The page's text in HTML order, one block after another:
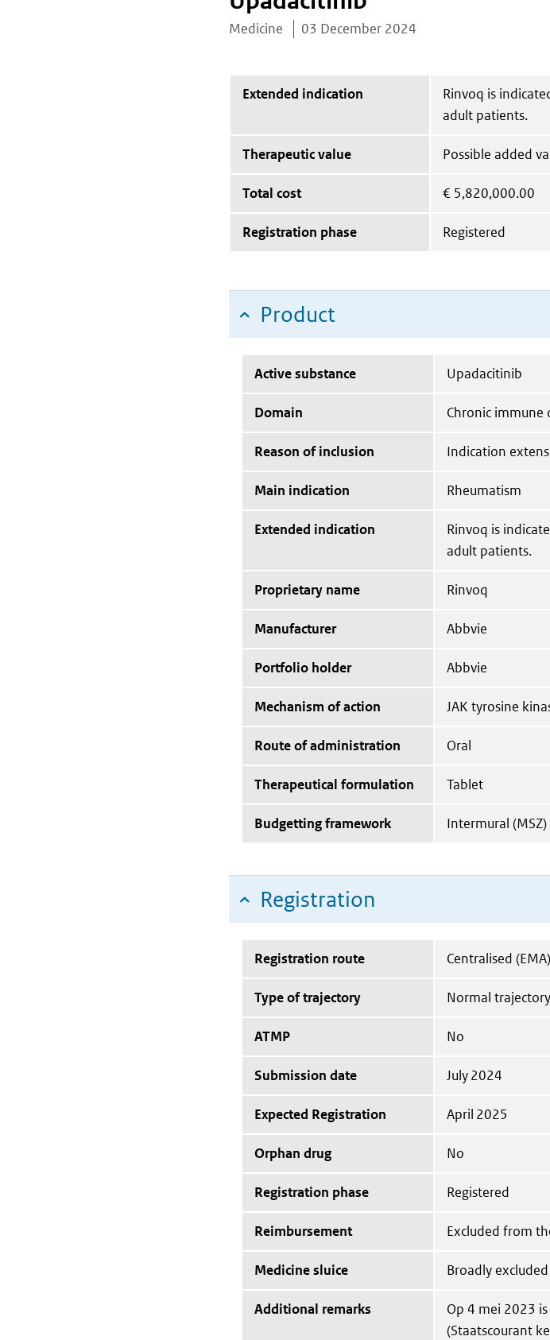
Medicine 03 December 2024
Extended indication
Rinvoq is
adult patients.
Therapeutic value Possible added
Total cost € 5,820,000.00
Registration phase Registered
Product
Active substance Upadacitinib
Domain Chronic immune
Reason of inclusion Indication
Main indication Rheumatism
Extended indication
Rinvoq is
adult patients.
Proprietary name Rinvoq
Manufacturer Abbvie
Portfolio holder Abbvie
Mechanism of action JAK tyrosine
Route of administration Oral
Therapeutical formulation Tablet
Budgetting framework Intermural (MSZ)
Registration
Registration route Centralised (EMA)
Type of trajectory Normal trajectory
ATMP No
Submission date July 2024
Expected Registration April 2025
Orphan drug No
Registration phase Registered
Reimbursement Excluded from
Medicine sluice Broadly excluded
Additional remarks
Op 4 mei 2023
(Staatscourant